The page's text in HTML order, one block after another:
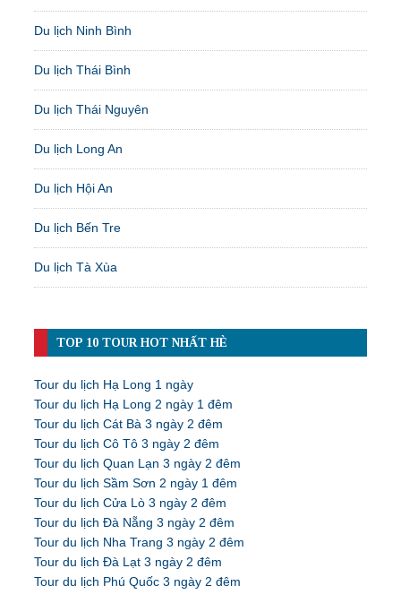
Du lịch Ninh Bình
Du lịch Thái Bình
Du lịch Thái Nguyên
Du lịch Long An
Du lịch Hội An
Du lịch Bến Tre
Du lịch Tà Xùa
TOP 10 TOUR HOT NHẤT HÈ
Tour du lịch Hạ Long 1 ngày
Tour du lịch Hạ Long 2 ngày 1 đêm
Tour du lịch Cát Bà 3 ngày 2 đêm
Tour du lịch Cô Tô 3 ngày 2 đêm
Tour du lịch Quan Lạn 3 ngày 2 đêm
Tour du lịch Sầm Sơn 2 ngày 1 đêm
Tour du lịch Cửa Lò 3 ngày 2 đêm
Tour du lịch Đà Nẵng 3 ngày 2 đêm
Tour du lịch Nha Trang 3 ngày 2 đêm
Tour du lịch Đà Lạt 3 ngày 2 đêm
Tour du lịch Phú Quốc 3 ngày 2 đêm